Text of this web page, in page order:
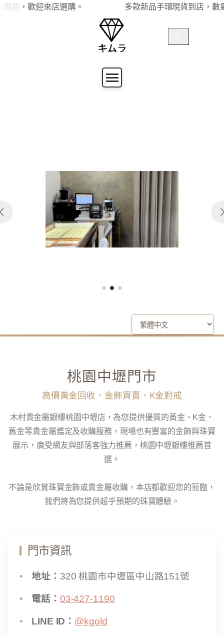
跳，歡迎來店選購。 多款新品手環現貨到店，數量
桃園中壢門市
高價黃金回收、金飾買賣、K金對戒
木村貴金屬銀樓桃園中壢店，為您提供優質的黃金、K金、
舊金等貴金屬鑑定及收購服務，現場也有豐富的金飾與珠寶
展示，廣受網友與部落客強力推薦，桃園中壢銀樓推薦首
選。
不論是欣賞珠寶金飾或貴金屬收購，本店都歡迎您的蒞臨，
我們將為您提供超乎預期的珠寶體驗。
門市資訊
地址： 320 桃園市中壢區中山路151號
電話： 03-427-1190
LINE ID： @kgold